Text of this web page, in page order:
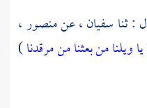
: ثنا سفيان ،عنمنصور ،
يا ويلنا من بعثنا من مرقدنا)